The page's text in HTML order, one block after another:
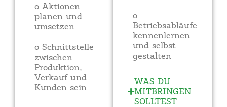
o Aktionen
planen und
umsetzen
o Schnittstelle
zwischen
Produktion,
Verkauf und
Kunden sein
o
Betriebsabläufe
kennenlernen
und selbst
gestalten
WAS DU
MITBRINGEN
SOLLTEST